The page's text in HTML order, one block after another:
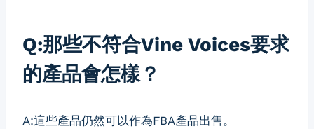
Q:那些不符合Vine Voices要求
的產品會怎樣？
A:這些產品仍然可以作為FBA產品出售。